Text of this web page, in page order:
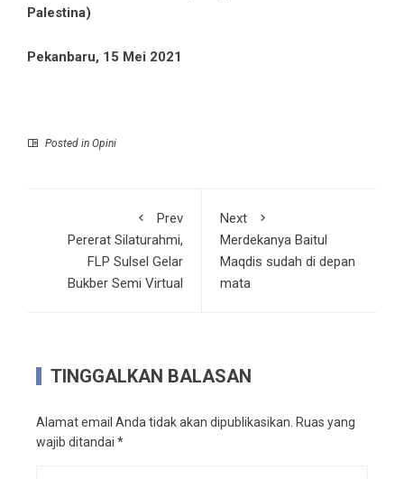
Palestina)
Pekanbaru, 15 Mei 2021
Posted in Opini
Prev
Pererat Silaturahmi,
FLP Sulsel Gelar
Bukber Semi Virtual
Next
Merdekanya Baitul
Maqdis sudah di depan
mata
TINGGALKAN BALASAN
Alamat email Anda tidak akan dipublikasikan. Ruas yang
wajib ditandai *